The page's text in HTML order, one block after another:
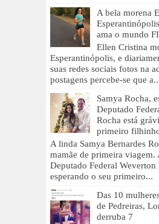
A bela morena
ama o mundo
Ellen Cristina
Esperantinópolis, e
suas redes sociais fotos na
postagens percebe-se que
Samya Rocha,
Deputado
Rocha está
primeiro
A linda Samya Bernardes
mamãe de primeira viagem.
Deputado Federal Weverton
esperando o seu primeiro...
Das 10
de Pedreiras,
derruba 7